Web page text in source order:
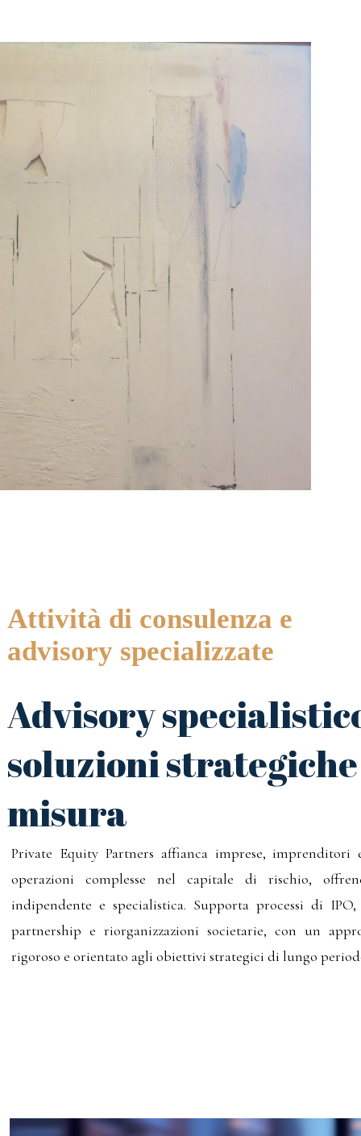
Attività di consulenza e
advisory specializzate
Advisory
soluzioni
misura
Private Equity Partners affianca imprese,
operazioni complesse nel capitale di rischio,
indipendente e specialistica. Supporta processi di
partnership e riorganizzazioni societarie, con un
rigoroso e orientato agli obiettivi strategici di lungo